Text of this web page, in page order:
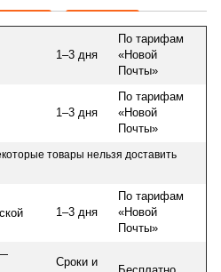
1–3 дня
По тарифам
«Новой
Почты»
1–3 дня
По тарифам
«Новой
Почты»
товары нельзя доставить
1–3 дня
По тарифам
«Новой
Почты»
Сроки и